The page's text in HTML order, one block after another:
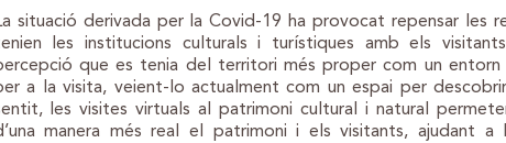
situació derivada per la Covid-19 ha provocat repensar les
les institucions culturals i turístiques amb els
que es tenia del territori més proper com un
a la visita, veient-lo actualment com un espai per
les visites virtuals al patrimoni cultural i natural
manera més real el patrimoni i els visitants, ajudant a